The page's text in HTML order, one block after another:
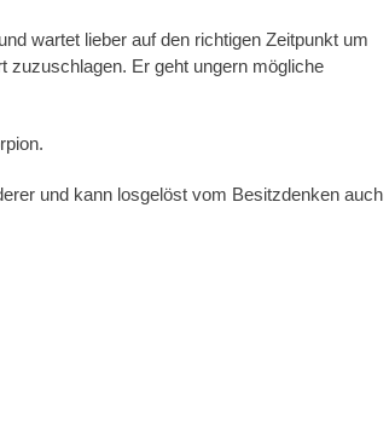
wartet lieber auf den richtigen Zeitpunkt um
zuzuschlagen. Er geht ungern mögliche
und kann losgelöst vom Besitzdenken auch